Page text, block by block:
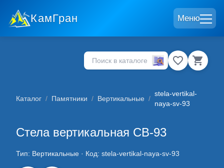
КамГран Меню
Каталог / Памятники / Вертикальные /
stela-vertikal-
naya-sv-93
Стела вертикальная СВ-93
Тип: Вертикальные · Код: stela-vertikal-naya-sv-93